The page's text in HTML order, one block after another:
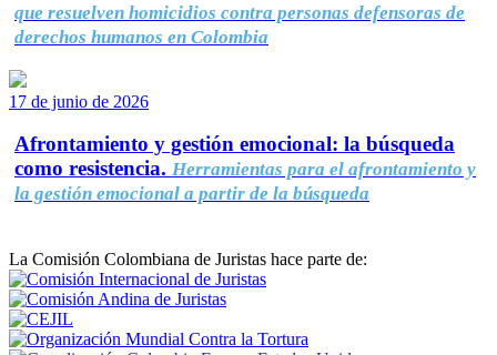
que resuelven homicidios contra personas defensoras de
derechos humanos en Colombia
17 de junio de 2026
Afrontamiento y gestión emocional: la búsqueda
como resistencia. Herramientas para el afrontamiento y
la gestión emocional a partir de la búsqueda
La Comisión Colombiana de Juristas hace parte de: